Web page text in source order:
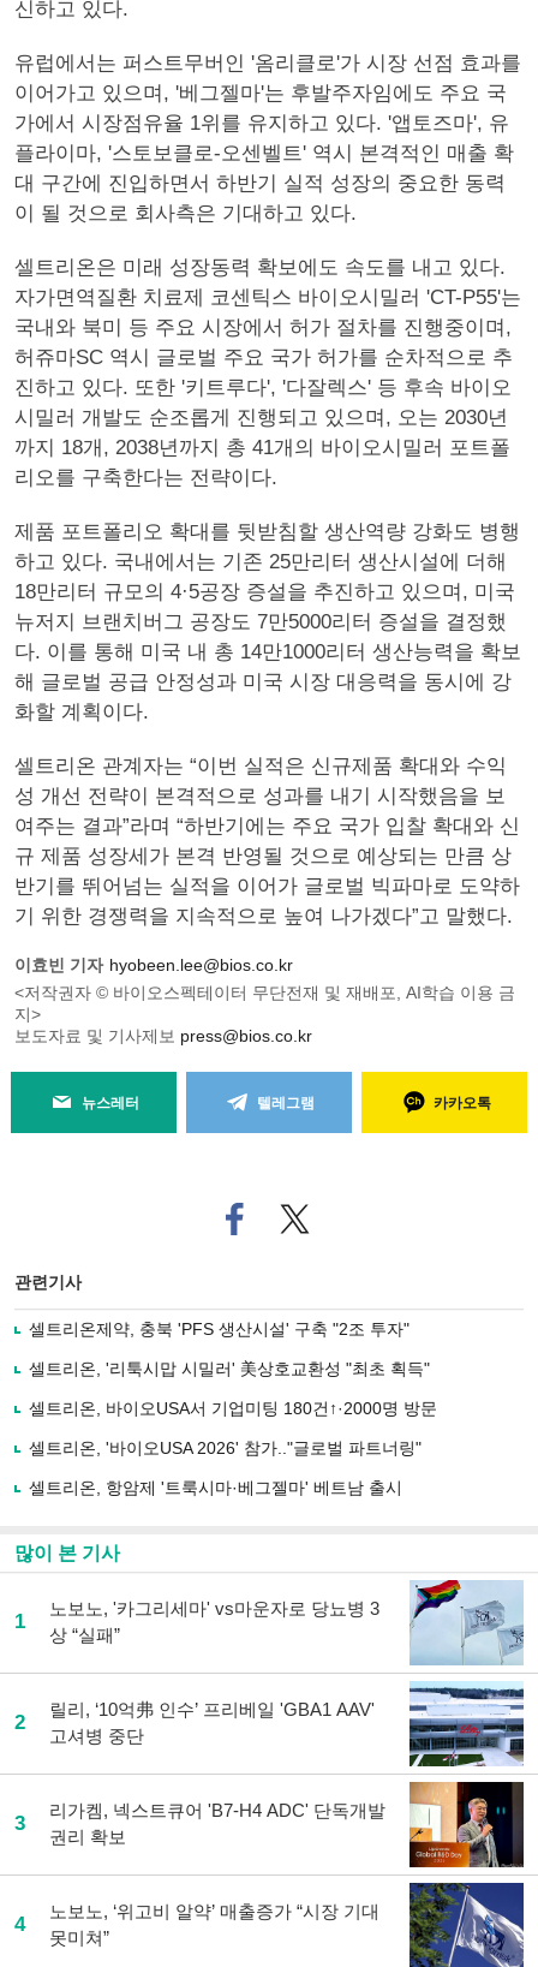
신하고 있다.
유럽에서는 퍼스트무버인 '옴리클로'가 시장 선점 효과를
이어가고 있으며, '베그젤마'는 후발주자임에도 주요 국
가에서 시장점유율 1위를 유지하고 있다. '앱토즈마', 유
플라이마, '스토보클로-오센벨트' 역시 본격적인 매출 확
대 구간에 진입하면서 하반기 실적 성장의 중요한 동력
이 될 것으로 회사측은 기대하고 있다.
셀트리온은 미래 성장동력 확보에도 속도를 내고 있다.
자가면역질환 치료제 코센틱스 바이오시밀러 'CT-P55'는
국내와 북미 등 주요 시장에서 허가 절차를 진행중이며,
허쥬마SC 역시 글로벌 주요 국가 허가를 순차적으로 추
진하고 있다. 또한 '키트루다', '다잘렉스' 등 후속 바이오
시밀러 개발도 순조롭게 진행되고 있으며, 오는 2030년
까지 18개, 2038년까지 총 41개의 바이오시밀러 포트폴
리오를 구축한다는 전략이다.
제품 포트폴리오 확대를 뒷받침할 생산역량 강화도 병행
하고 있다. 국내에서는 기존 25만리터 생산시설에 더해
18만리터 규모의 4·5공장 증설을 추진하고 있으며, 미국
뉴저지 브랜치버그 공장도 7만5000리터 증설을 결정했
다. 이를 통해 미국 내 총 14만1000리터 생산능력을 확보
해 글로벌 공급 안정성과 미국 시장 대응력을 동시에 강
화할 계획이다.
셀트리온 관계자는 “이번 실적은 신규제품 확대와 수익
성 개선 전략이 본격적으로 성과를 내기 시작했음을 보
여주는 결과”라며 “하반기에는 주요 국가 입찰 확대와 신
규 제품 성장세가 본격 반영될 것으로 예상되는 만큼 상
반기를 뛰어넘는 실적을 이어가 글로벌 빅파마로 도약하
기 위한 경쟁력을 지속적으로 높여 나가겠다”고 말했다.
이효빈 기자 hyobeen.lee@bios.co.kr
<저작권자 © 바이오스펙테이터 무단전재 및 재배포, AI학습 이용 금
지>
보도자료 및 기사제보 press@bios.co.kr
뉴스레터 텔레그램 카카오톡
페
이
로
기
사
유
기
트위
터로
관련기사
셀트리온제약, 충북 'PFS 생산시설' 구축 "2조 투자"
셀트리온, '리툭시맙 시밀러' 美상호교환성 "최초 획득"
셀트리온, 바이오USA서 기업미팅 180건↑·2000명 방문
셀트리온, '바이오USA 2026' 참가.."글로벌 파트너링"
셀트리온, 항암제 '트룩시마·베그젤마' 베트남 출시
많이 본 기사
1
노보노, '카그리세마' vs마운자로 당뇨병 3
상 “실패”
2
릴리, ‘10억弗 인수’ 프리베일 'GBA1 AAV'
고셔병 중단
3
리가켐, 넥스트큐어 'B7-H4 ADC' 단독개발
권리 확보
4
노보노, ‘위고비 알약’ 매출증가 “시장 기대
못미쳐”